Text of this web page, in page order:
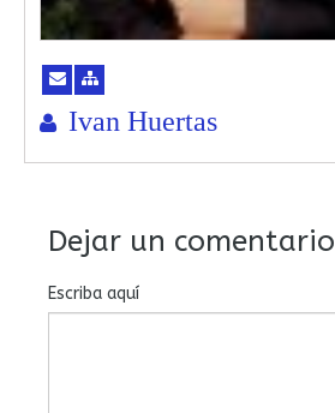
Ivan Huertas
Dejar un comentario
Escriba aquí